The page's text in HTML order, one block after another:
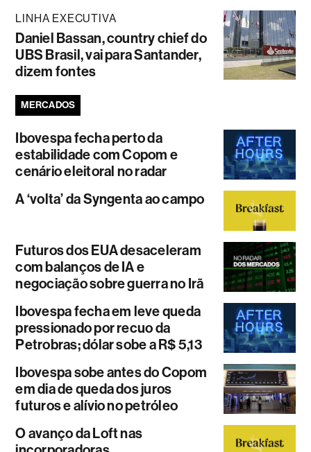
LINHA EXECUTIVA
Daniel Bassan, country chief do
UBS Brasil, vai para Santander,
dizem fontes
MERCADOS
Ibovespa fecha perto da
estabilidade com Copom e
cenário eleitoral no radar
A ‘volta’ da Syngenta ao campo
Futuros dos EUA desaceleram
com balanços de IA e
negociação sobre guerra no Irã
Ibovespa fecha em leve queda
pressionado por recuo da
Petrobras; dólar sobe a R$ 5,13
Ibovespa sobe antes do Copom
em dia de queda dos juros
futuros e alívio no petróleo
O avanço da Loft nas